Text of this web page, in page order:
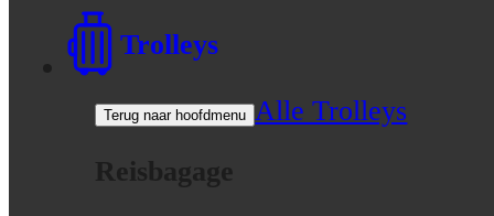
Trolleys
Terug naar hoofdmenu Alle Trolleys
Reisbagage